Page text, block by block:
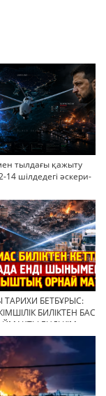
тылдағы қажыту
14 шілдедегі әскери-
ТАРИХИ БЕТБҰРЫС:
БИЛІКТЕН БАС
ЕНДІ КІМ